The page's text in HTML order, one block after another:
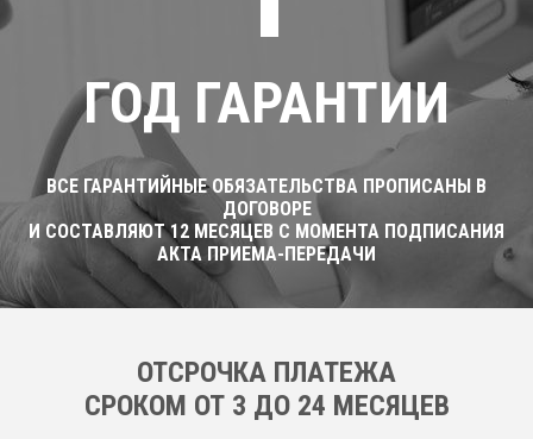
ГОД ГАРАНТИИ
ВСЕ ГАРАНТИЙНЫЕ ОБЯЗАТЕЛЬСТВА ПРОПИСАНЫ В
ДОГОВОРЕ
И СОСТАВЛЯЮТ 12 МЕСЯЦЕВ С МОМЕНТА ПОДПИСАНИЯ
АКТА ПРИЕМА-ПЕРЕДАЧИ
ОТСРОЧКА ПЛАТЕЖА
CРОКОМ ОТ 3 ДО 24 МЕСЯЦЕВ